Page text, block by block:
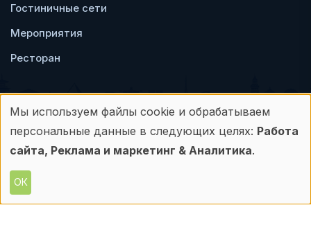
Гостиничные сети
Мероприятия
Ресторан
Пользовательское
соглашение
Политика
конфиденциальности
Любое использование материалов с данного
Использование
персональных
данных
и
Мы используем файлы cookie и обрабатываем
персональные данные в следующих целях: Работа
сайта, Реклама и маркетинг & Аналитика.
ОК